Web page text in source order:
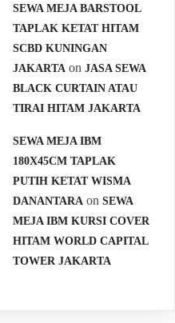
SEWA MEJA BARSTOOL
TAPLAK KETAT HITAM
SCBD KUNINGAN
JAKARTA onJASA SEWA
BLACK CURTAIN ATAU
TIRAI HITAM JAKARTA
SEWA MEJA IBM
180X45CM TAPLAK
PUTIH KETAT WISMA
DANANTARA onSEWA
MEJA IBM KURSI COVER
HITAM WORLD CAPITAL
TOWER JAKARTA